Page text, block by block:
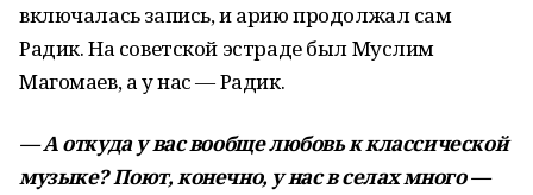
включалась запись, и арию продолжал сам
Радик. На советской эстраде был Муслим
Магомаев, а у нас — Радик.
— А откуда у вас вообще любовь к классической
музыке? Поют, конечно, у нас в селах много —